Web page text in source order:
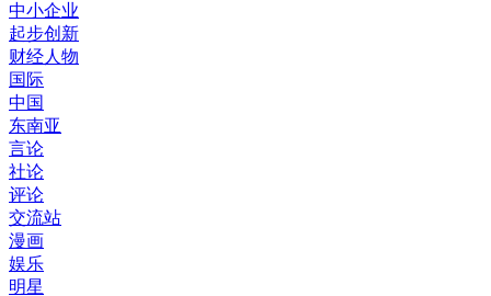
中小企业
起步创新
财经人物
国际
中国
东南亚
言论
社论
评论
交流站
漫画
娱乐
明星